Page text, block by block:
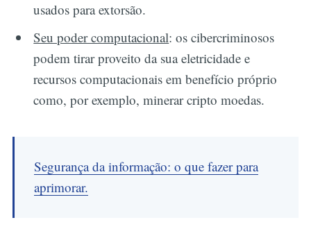
usados para extorsão.
Seu poder computacional: os cibercriminosos
podem tirar proveito da sua eletricidade e
recursos computacionais em benefício próprio
como, por exemplo, minerar cripto moedas.
Segurança da informação: o que fazer para
aprimorar.